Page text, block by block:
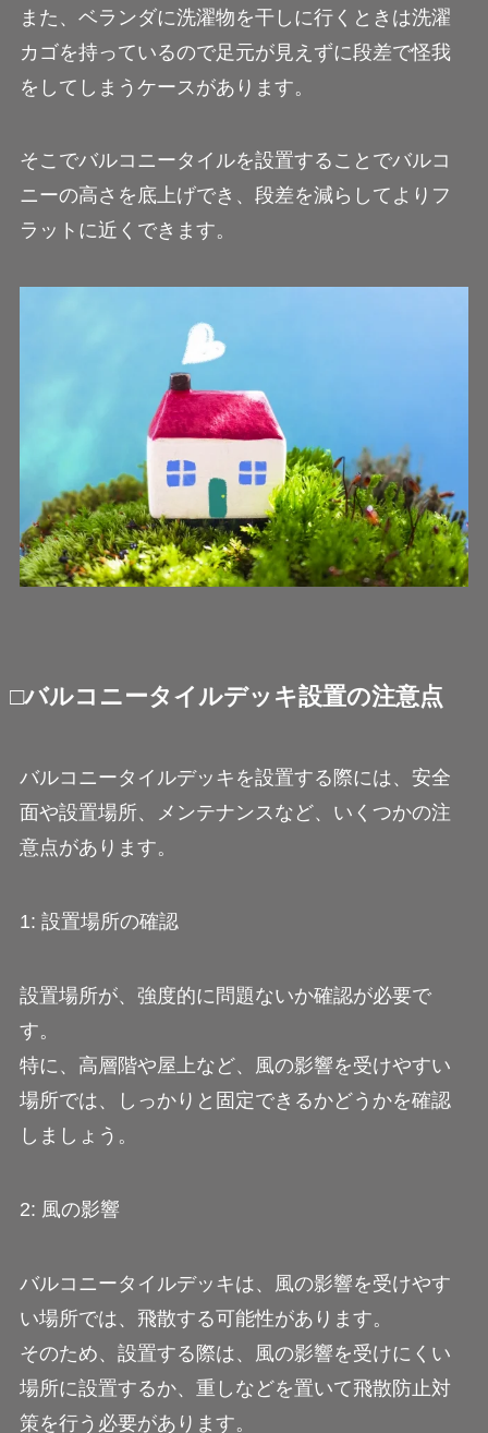
また、ベランダに洗濯物を干しに行くときは洗濯
カゴを持っているので足元が見えずに段差で怪我
をしてしまうケースがあります。
そこでバルコニータイルを設置することでバルコ
ニーの高さを底上げでき、段差を減らしてよりフ
ラットに近くできます。
□バルコニータイルデッキ設置の注意点
バルコニータイルデッキを設置する際には、安全
面や設置場所、メンテナンスなど、いくつかの注
意点があります。
1: 設置場所の確認
設置場所が、強度的に問題ないか確認が必要で
す。
特に、高層階や屋上など、風の影響を受けやすい
場所では、しっかりと固定できるかどうかを確認
しましょう。
2: 風の影響
バルコニータイルデッキは、風の影響を受けやす
い場所では、飛散する可能性があります。
そのため、設置する際は、風の影響を受けにくい
場所に設置するか、重しなどを置いて飛散防止対
策を行う必要があります。